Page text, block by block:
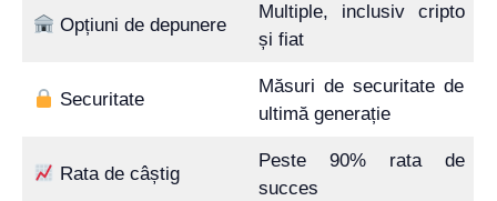
Opțiuni de depunere
Multiple, inclusiv cripto
și fiat
Securitate
Măsuri de securitate de
ultimă generație
Rata de câștig
Peste 90% rata de
succes